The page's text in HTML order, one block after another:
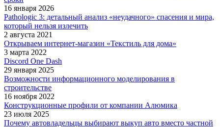
16 января 2026
Pathologic 3: детальный анализ «неудачного» спасения и мира,
который нельзя излечить
2 августа 2021
Открываем интернет-магазин «Текстиль для дома»
3 марта 2022
Discord One Dash
29 января 2025
Возможности информационного моделирования в
строительстве
16 ноября 2022
Конструкционные профили от компании Алюмика
23 июля 2025
Почему автовладельцы выбирают выкуп авто вместо частной